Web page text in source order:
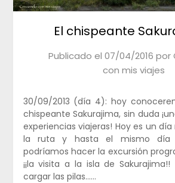
El chispeante
Publicado el 07/04/2016 por
con mis viajes
30/09/2013 (día 4): hoy
chispeante Sakurajima, sin duda
experiencias viajeras! Hoy es un
la ruta y hasta el mismo día
podríamos hacer la excursión
¡¡la visita a la isla de
cargar las pilas……